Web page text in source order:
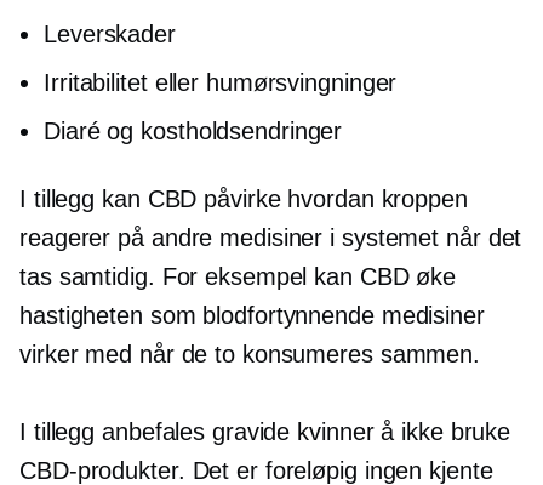
Leverskader
Irritabilitet eller humørsvingninger
Diaré og kostholdsendringer
I tillegg kan CBD påvirke hvordan kroppen
reagerer på andre medisiner i systemet når det
tas samtidig. For eksempel kan CBD øke
hastigheten som blodfortynnende medisiner
virker med når de to konsumeres sammen.
I tillegg anbefales gravide kvinner å ikke bruke
CBD-produkter. Det er foreløpig ingen kjente